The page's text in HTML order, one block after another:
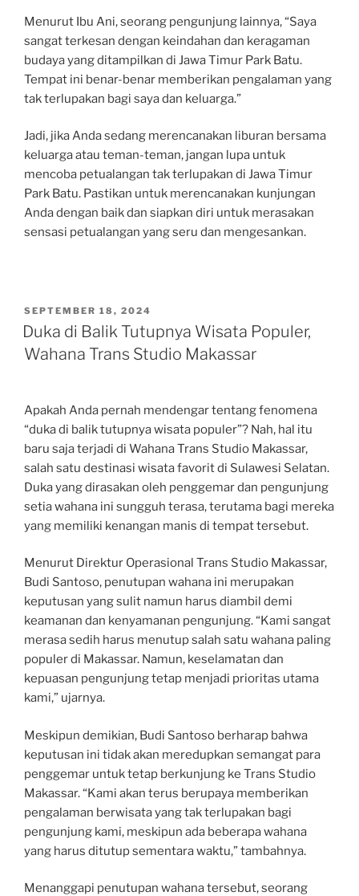
Menurut Ibu Ani, seorang pengunjung lainnya, “Saya
sangat terkesan dengan keindahan dan keragaman
budaya yang ditampilkan di Jawa Timur Park Batu.
Tempat ini benar-benar memberikan pengalaman yang
tak terlupakan bagi saya dan keluarga.”
Jadi, jika Anda sedang merencanakan liburan bersama
keluarga atau teman-teman, jangan lupa untuk
mencoba petualangan tak terlupakan di Jawa Timur
Park Batu. Pastikan untuk merencanakan kunjungan
Anda dengan baik dan siapkan diri untuk merasakan
sensasi petualangan yang seru dan mengesankan.
POSTED
ON
SEPTEMBER 18, 2024
Duka di Balik Tutupnya Wisata Populer,
Wahana Trans Studio Makassar
Apakah Anda pernah mendengar tentang fenomena
“duka di balik tutupnya wisata populer”? Nah, hal itu
baru saja terjadi di Wahana Trans Studio Makassar,
salah satu destinasi wisata favorit di Sulawesi Selatan.
Duka yang dirasakan oleh penggemar dan pengunjung
setia wahana ini sungguh terasa, terutama bagi mereka
yang memiliki kenangan manis di tempat tersebut.
Menurut Direktur Operasional Trans Studio Makassar,
Budi Santoso, penutupan wahana ini merupakan
keputusan yang sulit namun harus diambil demi
keamanan dan kenyamanan pengunjung. “Kami sangat
merasa sedih harus menutup salah satu wahana paling
populer di Makassar. Namun, keselamatan dan
kepuasan pengunjung tetap menjadi prioritas utama
kami,” ujarnya.
Meskipun demikian, Budi Santoso berharap bahwa
keputusan ini tidak akan meredupkan semangat para
penggemar untuk tetap berkunjung ke Trans Studio
Makassar. “Kami akan terus berupaya memberikan
pengalaman berwisata yang tak terlupakan bagi
pengunjung kami, meskipun ada beberapa wahana
yang harus ditutup sementara waktu,” tambahnya.
Menanggapi penutupan wahana tersebut, seorang